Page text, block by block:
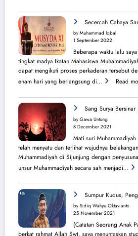
Sejarah
IMM
Ahmad
Yani
Secercah Cahaya
by Muhammad Iqbal
1 September 2022
Beberapa waktu lalu
tingkat madya Ikatan Mahasiswa
dapat mengikuti proses perkaderan tersebut
enam hari yang berlangsung di…
Read
Sang Surya
by Gawa Untung
8 December 2021
Mati suri
telah menyatu dan terlihat wujudnya
Muhammadiyah di Sijunjung dengan
unsur Muhammadiyah secara sah menjadi…
Sumpur Kudus,
by Sidiq Wahyu Oktavianto
25 November 2021
(Catatan Seorang Anak
berkat rahmat Allah Swt, saya menuntaskan